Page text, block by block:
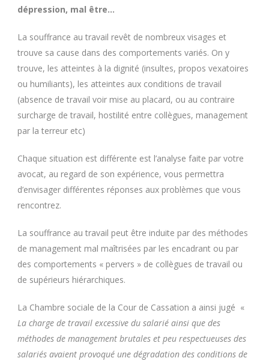
dépression, mal être…
La souffrance au travail revêt de nombreux visages et
trouve sa cause dans des comportements variés. On y
trouve, les atteintes à la dignité (insultes, propos vexatoires
ou humiliants), les atteintes aux conditions de travail
(absence de travail voir mise au placard, ou au contraire
surcharge de travail, hostilité entre collègues, management
par la terreur etc)
Chaque situation est différente est l’analyse faite par votre
avocat, au regard de son expérience, vous permettra
d’envisager différentes réponses aux problèmes que vous
rencontrez.
La souffrance au travail peut être induite par des méthodes
de management mal maîtrisées par les encadrant ou par
des comportements « pervers » de collègues de travail ou
de supérieurs hiérarchiques.
La Chambre sociale de la Cour de Cassation a ainsi jugé «
La charge de travail excessive du salarié ainsi que des
méthodes de management brutales et peu respectueuses des
salariés avaient provoqué une dégradation des conditions de